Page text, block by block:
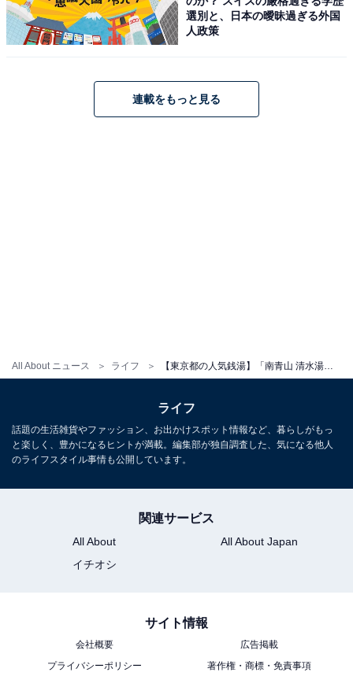
All About ニュース ライフ
※銭湯コースは入浴のみ。サウナコースは入浴料込み。
平日：銭湯コース 550円 / サウナコース 1,130円
こちらもおすすめ
の天然温泉でリラックス
1
選別と、日本の曖昧過ぎる外国
人政策
連載をもっと見る
ライフ
話題の生活雑貨やファッション、お出かけスポット情報など、暮らしがもっ
と楽しく、豊かになるヒントが満載。編集部が独自調査した、気になる他人
のライフスタイル事情も公開しています。
関連サービス
All About
All About Japan
イチオシ
サイト情報
会社概要
広告掲載
プライバシーポリシー
著作権・商標・免責事項